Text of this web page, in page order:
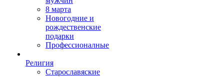
8 марта
Новогодние и
рождественские
подарки
Профессионалные
Религия
Старославяские